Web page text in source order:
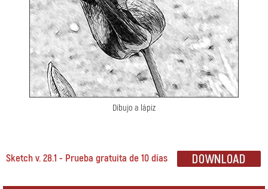
Dibujo a lápiz
Sketch v. 28.1 - Prueba gratuita de 10 días